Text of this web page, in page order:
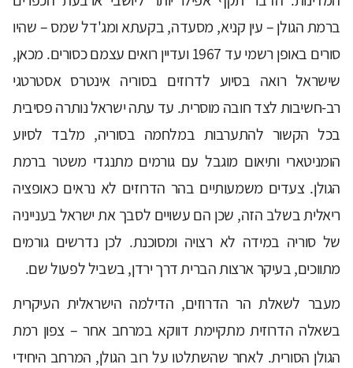
ברמת הגולן – עין קניא, מסעדה, בקעתא ומג'דל שמס – שהיו
סורים באופן רשמי עד 1967 ועדיין רואים עצמם כסורים. מכאן,
שישראל רואה בסיוע לדרוזים בסוריה אינטרס אסטרטגי
רב-חשיבות לצד חובה מוסרית. עד עתה ישראל נותרה פסיבית
בכל הקשור להתערבות במלחמה בסוריה, מלבד לסיוע
הומניטארי ותיאום מוגבל עם גורמים מתנגדי משטר ברמת
הגולן. צעדים משמעותיים בהר הדרוזים לא נראים כאופציה
ריאלית בשלב הזה, שכן הם עשויים לסבך את ישראל בענייניה
של סוריה במידה לא רצויה ומסוכנת. לכן נדרשים גורמים
מתווכים, בעיקר ארצות הברית דרך ירדן, בשביל לפעול שם.
מעבר לשאלת הר הדרוזים, הדילמה הישראלית העיקרית
בשאלה הדרוזית מתקיימת דווקא במרחב אחר – צפון רמת
הגולן הסורית. לאחר שהשתלטו על רוב הגולן, המרחב היחידי